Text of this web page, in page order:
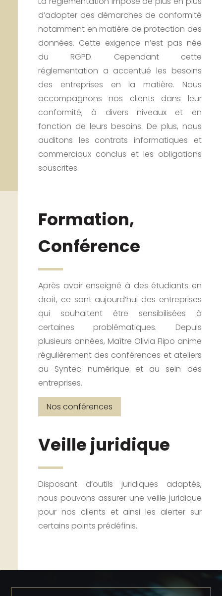
d’adopter des démarches de conformité
notamment en matière de protection des
données. Cette exigence n’est pas née
du RGPD. Cependant cette
réglementation a accentué les besoins
des entreprises en la matière. Nous
accompagnons nos clients dans leur
conformité, à divers niveaux et en
fonction de leurs besoins. De plus, nous
auditons les contrats informatiques et
commerciaux conclus et les obligations
souscrites.
Formation,
Conférence
Après avoir enseigné à des étudiants en
droit, ce sont aujourd’hui des entreprises
qui souhaitent être sensibilisées à
certaines problématiques. Depuis
plusieurs années, Maître Olivia Flipo anime
régulièrement des conférences et ateliers
au Syntec numérique et au sein des
entreprises.
Nos conférences
Veille juridique
Disposant d’outils juridiques adaptés,
nous pouvons assurer une veille juridique
pour nos clients et ainsi les alerter sur
certains points prédéfinis.